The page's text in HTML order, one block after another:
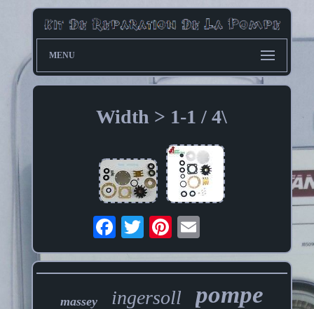
MENU
Width > 1-1 / 4\
massey ingersoll pompe